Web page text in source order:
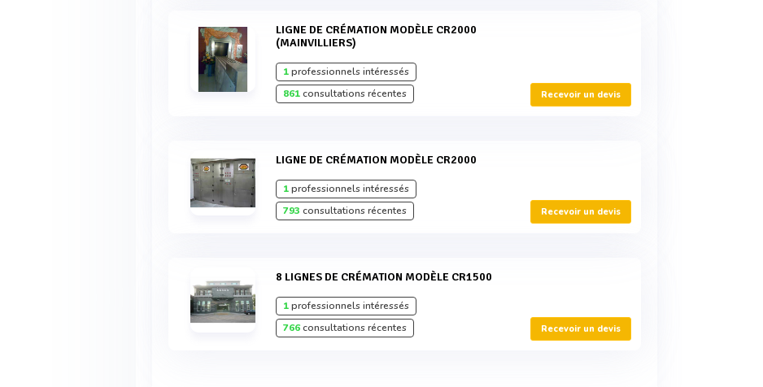
LIGNE DE CRÉMATION MODÈLE CR2000
(MAINVILLIERS)
1professionnels intéressés
861consultations récentes Recevoir un devis
LIGNE DE CRÉMATION MODÈLE CR2000
1professionnels intéressés
793 consultations récentes Recevoir un devis
8 LIGNES DE CRÉMATION MODÈLE CR1500
1professionnels intéressés
766consultations récentes Recevoir un devis